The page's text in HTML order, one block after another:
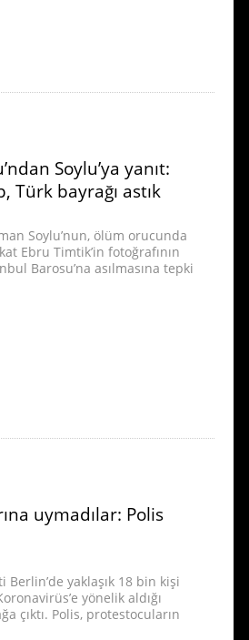
Soylu’ya yanıt:
Türk bayrağı astık
Soylu’nun, ölüm orucunda
Ebru Timtik’in fotoğrafının
Barosu’na asılmasına tepki
uymadılar: Polis
Berlin’de yaklaşık 18 bin kişi
yönelik aldığı
çıktı. Polis, protestocuların